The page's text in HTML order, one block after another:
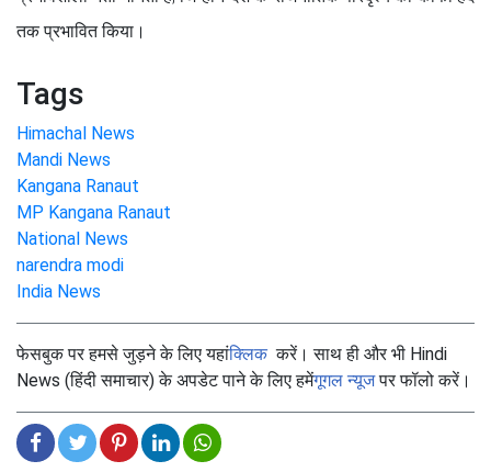
तक प्रभावित किया।
Tags
Himachal News
Mandi News
Kangana Ranaut
MP Kangana Ranaut
National News
narendra modi
India News
फेसबुक पर हमसे जुड़ने के लिए यहांक्लिककरें। साथ ही और भी Hindi
News (हिंदी समाचार) के अपडेट पाने के लिए हमेंगूगल न्यूजपर फॉलो करें।